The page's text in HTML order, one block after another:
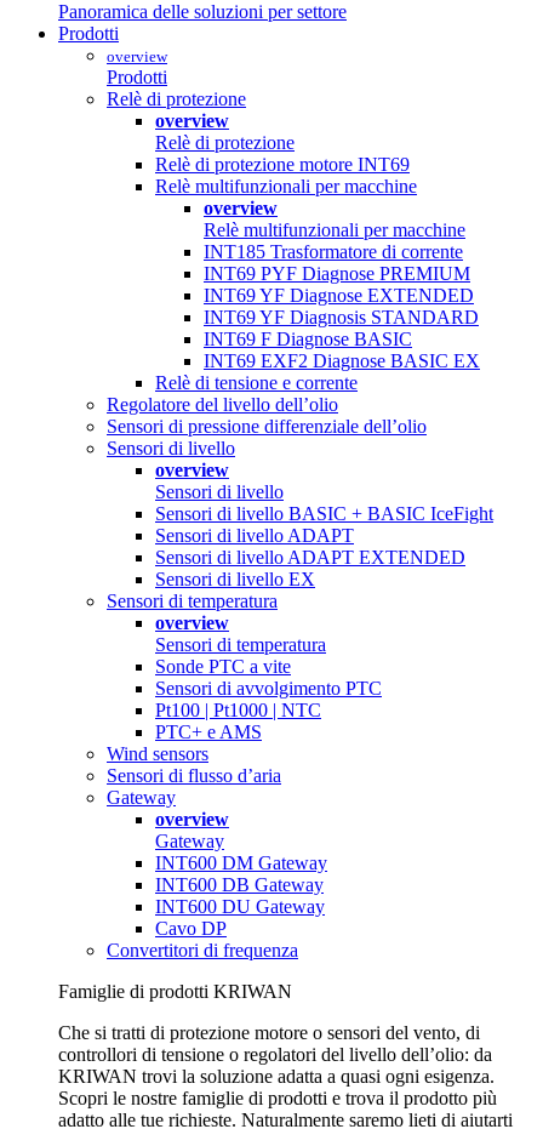
Panoramica delle soluzioni per settore
Prodotti
overview
Prodotti
Relè di protezione
overview
Relè di protezione
Relè di protezione motore INT69
Relè multifunzionali per macchine
overview
Relè multifunzionali per macchine
INT185 Trasformatore di corrente
INT69 PYF Diagnose PREMIUM
INT69 YF Diagnose EXTENDED
INT69 YF Diagnosis STANDARD
INT69 F Diagnose BASIC
INT69 EXF2 Diagnose BASIC EX
Relè di tensione e corrente
Regolatore del livello dell’olio
Sensori di pressione differenziale dell’olio
Sensori di livello
overview
Sensori di livello
Sensori di livello BASIC + BASIC IceFight
Sensori di livello ADAPT
Sensori di livello ADAPT EXTENDED
Sensori di livello EX
Sensori di temperatura
overview
Sensori di temperatura
Sonde PTC a vite
Sensori di avvolgimento PTC
Pt100 | Pt1000 | NTC
PTC+ e AMS
Wind sensors
Sensori di flusso d’aria
Gateway
overview
Gateway
INT600 DM Gateway
INT600 DB Gateway
INT600 DU Gateway
Cavo DP
Convertitori di frequenza
Famiglie di prodotti KRIWAN
Che si tratti di protezione motore o sensori del vento, di
controllori di tensione o regolatori del livello dell’olio: da
KRIWAN trovi la soluzione adatta a quasi ogni esigenza.
Scopri le nostre famiglie di prodotti e trova il prodotto più
adatto alle tue richieste. Naturalmente saremo lieti di aiutarti